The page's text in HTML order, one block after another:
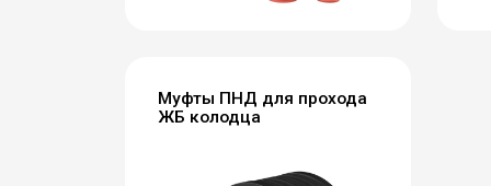
Муфты ПНД для прохода
ЖБ колодца